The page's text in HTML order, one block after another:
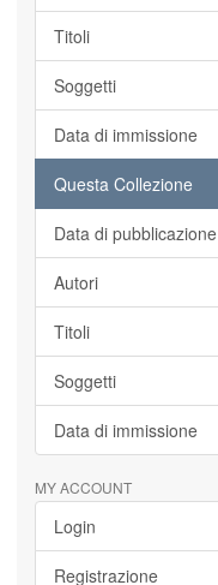
Titoli
Soggetti
Data di immissione
Questa Collezione
Data di pubblicazione
Autori
Titoli
Soggetti
Data di immissione
MY ACCOUNT
Login
Registrazione